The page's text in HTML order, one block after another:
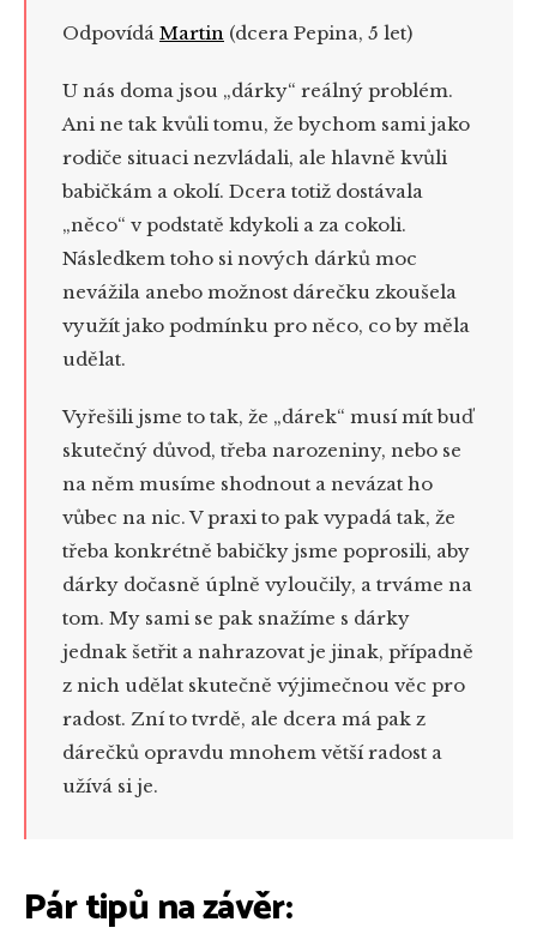
Odpovídá Martin (dcera Pepina, 5 let)
U nás doma jsou „dárky“ reálný problém.
Ani ne tak kvůli tomu, že bychom sami jako
rodiče situaci nezvládali, ale hlavně kvůli
babičkám a okolí. Dcera totiž dostávala
„něco“ v podstatě kdykoli a za cokoli.
Následkem toho si nových dárků moc
nevážila anebo možnost dárečku zkoušela
využít jako podmínku pro něco, co by měla
udělat.
Vyřešili jsme to tak, že „dárek“ musí mít buď
skutečný důvod, třeba narozeniny, nebo se
na něm musíme shodnout a nevázat ho
vůbec na nic. V praxi to pak vypadá tak, že
třeba konkrétně babičky jsme poprosili, aby
dárky dočasně úplně vyloučily, a trváme na
tom. My sami se pak snažíme s dárky
jednak šetřit a nahrazovat je jinak, případně
z nich udělat skutečně výjimečnou věc pro
radost. Zní to tvrdě, ale dcera má pak z
dárečků opravdu mnohem větší radost a
užívá si je.
Pár tipů na závěr: